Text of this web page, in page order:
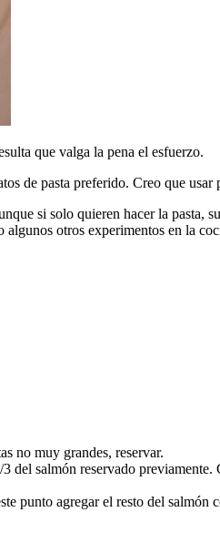
que valga la pena el esfuerzo.
de pasta preferido. Creo que
si solo quieren hacer la pasta,
algunos otros experimentos en la
no muy grandes, reservar.
del salmón reservado
punto agregar el resto del salmón